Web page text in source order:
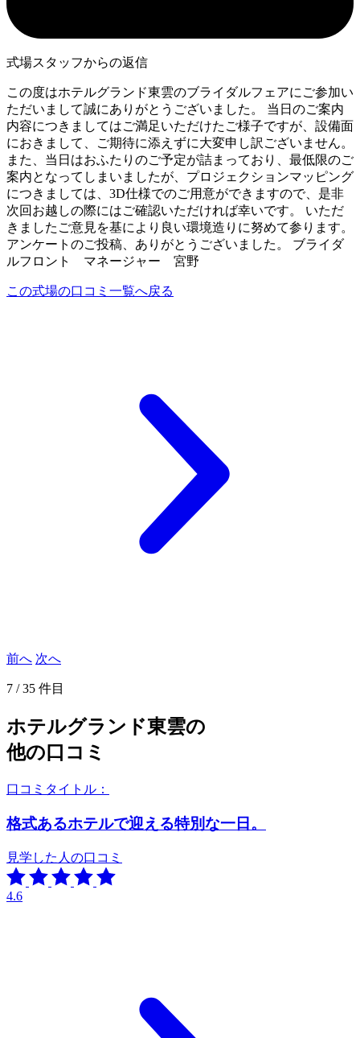
式場スタッフからの返信
この度はホテルグランド東雲のブライダルフェアにご参加い
ただいまして誠にありがとうございました。 当日のご案内
内容につきましてはご満足いただけたご様子ですが、設備面
におきまして、ご期待に添えずに大変申し訳ございません。
また、当日はおふたりのご予定が詰まっており、最低限のご
案内となってしまいましたが、プロジェクションマッピング
につきましては、3D仕様でのご用意ができますので、是非
次回お越しの際にはご確認いただければ幸いです。 いただ
きましたご意見を基により良い環境造りに努めて参ります。
アンケートのご投稿、ありがとうございました。 ブライダ
ルフロント マネージャー 宮野
この式場の口コミ一覧へ戻る
前へ 次へ
7 / 35 件目
ホテルグランド東雲の
他の口コミ
口コミタイトル：
格式あるホテルで迎える特別な一日。
見学した人の口コミ
4.6